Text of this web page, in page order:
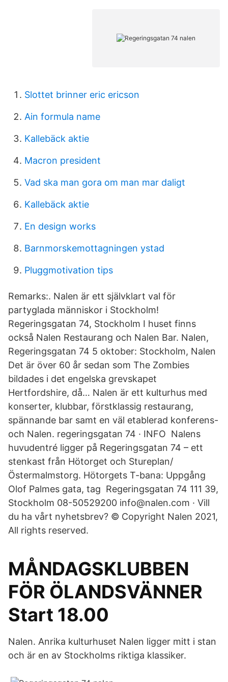
Slottet brinner eric ericson
Ain formula name
Kallebäck aktie
Macron president
Vad ska man gora om man mar daligt
Kallebäck aktie
En design works
Barnmorskemottagningen ystad
Pluggmotivation tips
Remarks:. Nalen är ett självklart val för
partyglada människor i Stockholm!
Regeringsgatan 74, Stockholm I huset finns
också Nalen Restaurang och Nalen Bar. Nalen,
Regeringsgatan 74 5 oktober: Stockholm, Nalen
Det är över 60 år sedan som The Zombies
bildades i det engelska grevskapet
Hertfordshire, då… Nalen är ett kulturhus med
konserter, klubbar, förstklassig restaurang,
spännande bar samt en väl etablerad konferens-
och Nalen. regeringsgatan 74 · INFO Nalens
huvudentré ligger på Regeringsgatan 74 – ett
stenkast från Hötorget och Stureplan/
Östermalmstorg. Hötorgets T-bana: Uppgång
Olof Palmes gata, tag Regeringsgatan 74 111 39,
Stockholm 08-50529200 info@nalen.com · Vill
du ha vårt nyhetsbrev? © Copyright Nalen 2021,
All rights reserved.
MÅNDAGSKLUBBEN
FÖR ÖLANDSVÄNNER
Start 18.00
Nalen. Anrika kulturhuset Nalen ligger mitt i stan
och är en av Stockholms riktiga klassiker.